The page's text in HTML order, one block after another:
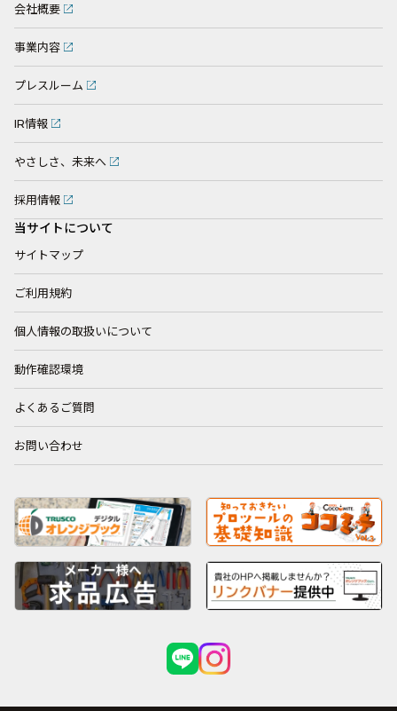
会社概要
事業内容
プレスルーム
IR情報
やさしさ、未来へ
採用情報
当サイトについて
サイトマップ
ご利用規約
個人情報の取扱いについて
動作確認環境
よくあるご質問
お問い合わせ